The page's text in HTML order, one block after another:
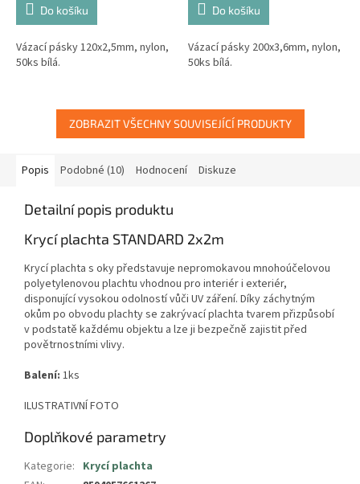
Do košíku
Vázací pásky 120x2,5mm, nylon,
50ks bílá.
Do košíku
Vázací pásky 200x3,6mm, nylon,
50ks bílá.
ZOBRAZIT VŠECHNY SOUVISEJÍCÍ PRODUKTY
Popis Podobné (10) Hodnocení Diskuze
Detailní popis produktu
Krycí plachta STANDARD 2x2m
Krycí plachta s oky představuje nepromokavou mnohoúčelovou
polyetylenovou plachtu vhodnou pro interiér i exteriér,
disponující vysokou odolností vůči UV záření. Díky záchytným
okům po obvodu plachty se zakrývací plachta tvarem přizpůsobí
v podstatě každému objektu a lze ji bezpečně zajistit před
povětrnostními vlivy.
Balení: 1ks
ILUSTRATIVNÍ FOTO
Doplňkové parametry
Kategorie: Krycí plachta